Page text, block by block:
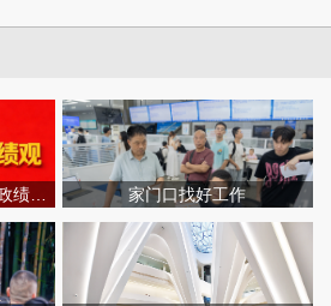
家门口找好工作